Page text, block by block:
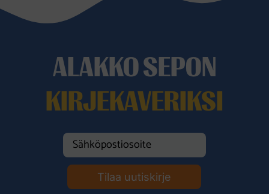
ALAKKO SEPON
KIRJEKAVERIKSI
Tilaa uutiskirje